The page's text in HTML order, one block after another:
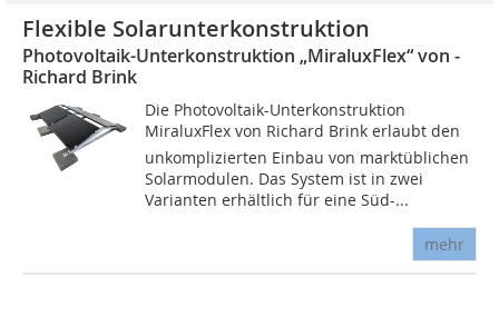
Flexible Solarunterkonstruktion
Photovoltaik-Unterkonstruktion „MiraluxFlex“ von ­
Richard Brink
Die Photovoltaik-Unterkonstruktion
MiraluxFlex von ­Richard Brink erlaubt den
unkomplizierten Einbau von marktüblichen
Solarmodulen. Das System ist in zwei
Varianten erhältlich für eine Süd-...
mehr